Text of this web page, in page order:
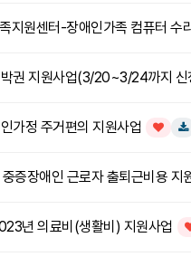
지원센터-장애인가족 컴퓨터 수
권 지원사업(3/20~3/24까지 신
가정 주거편의 지원사업
인기글
증장애인 근로자 출퇴근비용 지
년 의료비(생활비) 지원사업